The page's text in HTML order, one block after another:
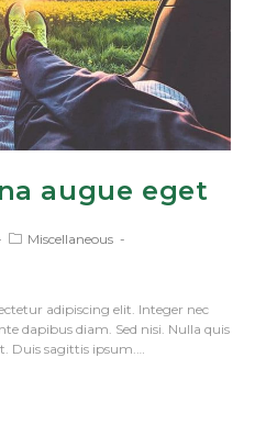
augue eget
Miscellaneous
adipiscing elit. Integer nec
dapibus diam. Sed nisi. Nulla quis
Duis sagittis ipsum.…